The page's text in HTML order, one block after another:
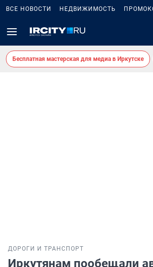
ВСЕ НОВОСТИ НЕДВИЖИМОСТЬ
Бесплатная мастерская для медиа в Иркутске
ДОРОГИ И ТРАНСПОРТ
Иркутянам пообещали